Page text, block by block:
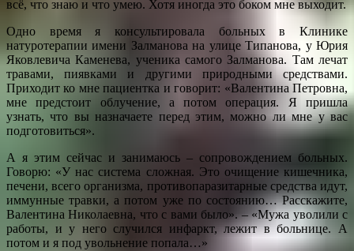
всё, что знаю и что умею. Хотя иногда это боком мне выходит.
Одно время я консультировала больных в Клинике
натуротерапии имени Залманова на улице Типанова, у Юрия
Яковлевича Каменева, ученика самого Залманова. Там лечат
травами, пиявками и другими природными средствами.
Приходит ко мне пациентка и говорит: «Валентина Петровна,
мне предстоит облучение, а потом операция. Я пришла
узнать, что вы назначаете перед этим, можно ли мне у вас
подготовиться».
А я этим сейчас и занимаюсь – сопровождением больных.
Говорю: «У нас система сложная. Это очищение кишечника,
печени, всего организма, противопаразитарные средства идут,
иммунные травки, а потом уже по состоянию… Расскажите,
Валентина Николаевна, что с вами было». – «Мужа уволили с
работы, и у него случился инфаркт, лежит в больнице. А
потом и я под увольнение попала…»